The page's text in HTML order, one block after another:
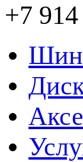
+7